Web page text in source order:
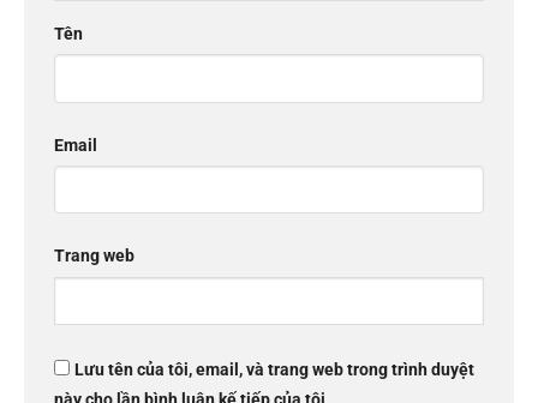
Tên
Email
Trang web
Lưu tên của tôi, email, và trang web trong trình duyệt